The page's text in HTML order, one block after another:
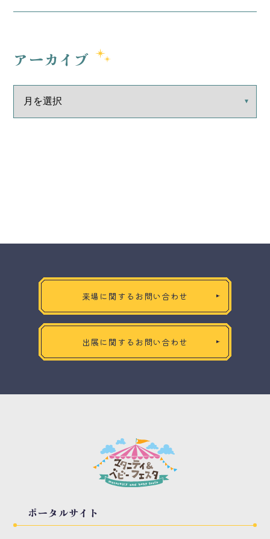
アーカイブ
来場に関するお問い合わせ
出展に関するお問い合わせ
ポータルサイト